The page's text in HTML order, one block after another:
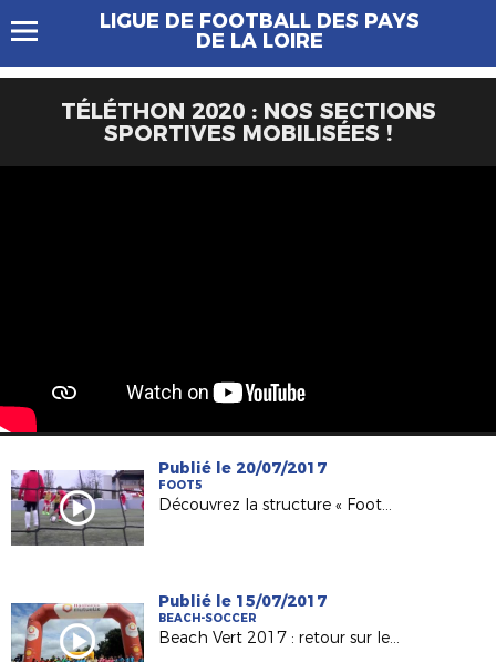
LIGUE DE FOOTBALL DES PAYS
DE LA LOIRE
TÉLÉTHON 2020 : NOS SECTIONS
SPORTIVES MOBILISÉES !
Publié le 20/07/2017
FOOT5
Découvrez la structure « Foot5 Mobile FFF » !
Publié le 15/07/2017
BEACH-SOCCER
Beach Vert 2017 : retour sur les 4 étapes de la 1ère semaine !